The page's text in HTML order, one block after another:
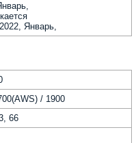
Январь,
/ 1900
66